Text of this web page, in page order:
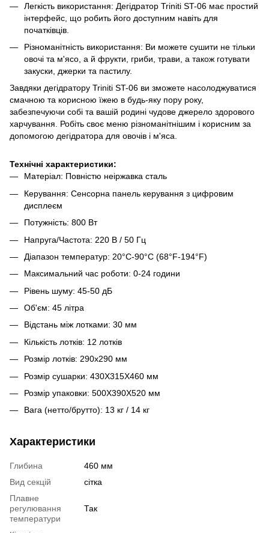
Легкість використання: Дегідратор Triniti ST-06 має простий
інтерфейс, що робить його доступним навіть для
початківців.
Різноманітність використання: Ви можете сушити не тільки
овочі та м'ясо, а й фрукти, гриби, трави, а також готувати
закуски, джерки та пастилу.
Завдяки дегідратору Triniti ST-06 ви зможете насолоджуватися
смачною та корисною їжею в будь-яку пору року,
забезпечуючи собі та вашій родині чудове джерело здорового
харчування. Робіть своє меню різноманітнішим і корисним за
допомогою дегідратора для овочів і м'яса.
Технічні характеристики:
Матеріал: Повністю неіржавка сталь
Керування: Сенсорна панель керування з цифровим
дисплеєм
Потужність: 800 Вт
Напруга/Частота: 220 В / 50 Гц
Діапазон температур: 20°C-90°C (68°F-194°F)
Максимальний час роботи: 0-24 години
Рівень шуму: 45-50 дБ
Об'єм: 45 літра
Відстань між лотками: 30 мм
Кількість лотків: 12 лотків
Розмір лотків: 290x290 мм
Розмір сушарки: 430X315X460 мм
Розмір упаковки: 500X390X520 мм
Вага (нетто/брутто): 13 кг / 14 кг
Характеристики
Глибина
460 мм
Вид секцій
сітка
Плавне
регулювання
температури
Так